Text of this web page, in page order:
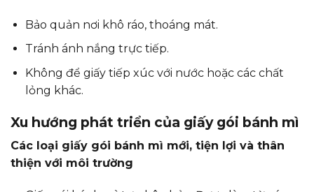
Bảo quản nơi khô ráo, thoáng mát.
Tránh ánh nắng trực tiếp.
Không để giấy tiếp xúc với nước hoặc các chất
lỏng khác.
Xu hướng phát triển của giấy gói bánh mì
Các loại giấy gói bánh mì mới, tiện lợi và thân
thiện với môi trường